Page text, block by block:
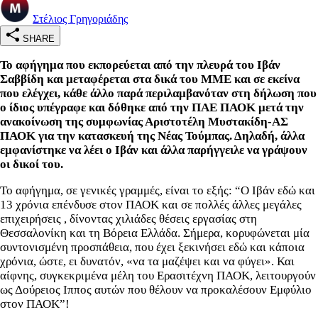
Στέλιος Γρηγοριάδης
SHARE
To αφήγημα που εκπορεύεται από την πλευρά του Ιβάν
Σαββίδη και μεταφέρεται στα δικά του ΜΜΕ και σε εκείνα
που ελέγχει, κάθε άλλο παρά περιλαμβανόταν στη δήλωση που
ο ίδιος υπέγραφε και δόθηκε από την ΠΑΕ ΠΑΟΚ μετά την
ανακοίνωση της συμφωνίας Αριστοτέλη Μυστακίδη-ΑΣ
ΠΑΟΚ για την κατασκευή της Νέας Τούμπας. Δηλαδή, άλλα
εμφανίστηκε να λέει ο Ιβάν και άλλα παρήγγειλε να γράψουν
οι δικοί του.
Το αφήγημα, σε γενικές γραμμές, είναι το εξής: “Ο Ιβάν εδώ και
13 χρόνια επένδυσε στον ΠΑΟΚ και σε πολλές άλλες μεγάλες
επιχειρήσεις , δίνοντας χιλιάδες θέσεις εργασίας στη
Θεσσαλονίκη και τη Βόρεια Ελλάδα. Σήμερα, κορυφώνεται μία
συντονισμένη προσπάθεια, που έχει ξεκινήσει εδώ και κάποια
χρόνια, ώστε, ει δυνατόν, «να τα μαζέψει και να φύγει». Και
αίφνης, συγκεκριμένα μέλη του Ερασιτέχνη ΠΑΟΚ, λειτουργούν
ως Δούρειος Ιππος αυτών που θέλουν να προκαλέσουν Εμφύλιο
στον ΠΑΟΚ”!